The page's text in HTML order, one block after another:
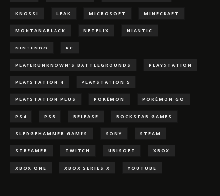
KNOSSI LEAK MICROSOFT MINECRAFT
MONTANABLACK NETFLIX NIANTIC
NINTENDO PC
PLAYERUNKNOWN'S BATTLEGROUNDS PLAYSTATION
PLAYSTATION 4 PLAYSTATION 5
PLAYSTATION PLUS POKÈMON POKÉMON GO
PS4 PS5 RELEASE ROCKSTAR GAMES
SLEDGEHAMMER GAMES SONY STEAM
STREAMER TWITCH UBISOFT XBOX
XBOX ONE XBOX SERIES X YOUTUBE